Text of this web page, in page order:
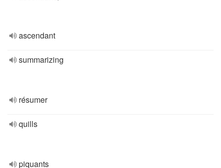
ascendant
summarizing
résumer
quills
piquants